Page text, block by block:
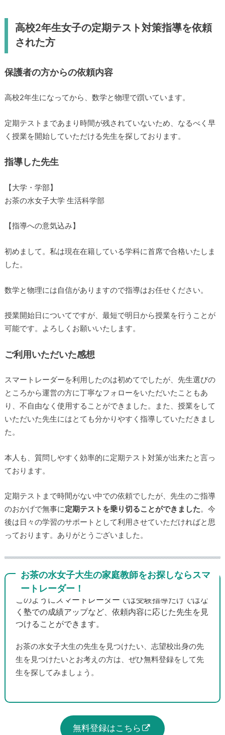
高校2年生女子の定期テスト対策指導を依頼
された方
保護者の方からの依頼内容
高校2年生になってから、数学と物理で躓いています。
定期テストまであまり時間が残されていないため、なるべく早
く授業を開始していただける先生を探しております。
指導した先生
【大学・学部】
お茶の水女子大学 生活科学部
【指導への意気込み】
初めまして。私は現在在籍している学科に首席で合格いたしま
した。
数学と物理には自信がありますので指導はお任せください。
授業開始日についてですが、最短で明日から授業を行うことが
可能です。よろしくお願いいたします。
ご利用いただいた感想
スマートレーダーを利用したのは初めてでしたが、先生選びの
ところから運営の方に丁寧なフォローをいただいたこともあ
り、不自由なく使用することができました。また、授業をして
いただいた先生にはとても分かりやすく指導していただきまし
た。
本人も、質問しやすく効率的に定期テスト対策が出来たと言っ
ております。
定期テストまで時間がない中での依頼でしたが、先生のご指導
のおかげで無事に定期テストを乗り切ることができました。今
後は日々の学習のサポートとして利用させていただければと思
っております。ありがとうございました。
お茶の水女子大生の家庭教師をお探しならスマ
ートレーダー！
このようにスマートレーダーでは受験指導だけではな
く塾での成績アップなど、依頼内容に応じた先生を見
つけることができます。
お茶の水女子大生の先生を見つけたい、志望校出身の先
生を見つけたいとお考えの方は、ぜひ無料登録をして先
生を探してみましょう。
無料登録はこちら